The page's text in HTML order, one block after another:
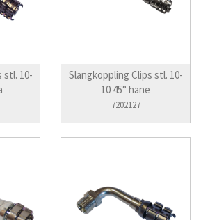
stl. 10-
Slangkoppling Clips stl. 10-
10 45° hane
7202127